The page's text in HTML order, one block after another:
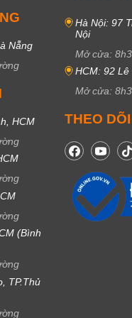
Nẵng
HCM
(Bình
TP.Thủ
Hà Nội: 97
Nội
Mở cửa:
HCM: 92 Lê
Mở cửa:
THEO